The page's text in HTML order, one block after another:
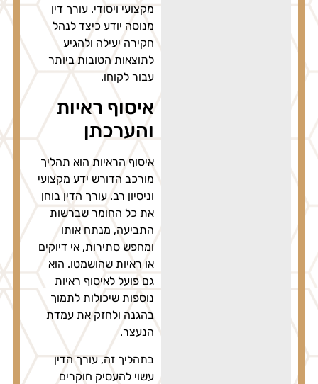
מקצועי ויסודי. עורך דין
מנוסה יודע כיצד לנהל
חקירה יעילה ולהגיע
לתוצאות הטובות ביותר
עבור לקוחו.
איסוף ראיות
והערכתן
איסוף הראיות הוא תהליך
מורכב הדורש ידע מקצועי
וניסיון רב. עורך הדין בוחן
את כל החומר שברשות
התביעה, מנתח אותו
ומחפש סתירות, אי דיוקים
או ראיות שהושמטו. הוא
גם פועל לאיסוף ראיות
נוספות שיכולות לתמוך
בהגנה ולחזק את עמדת
הנעצר.
בתהליך זה, עורך הדין
עשוי להעסיק חוקרים